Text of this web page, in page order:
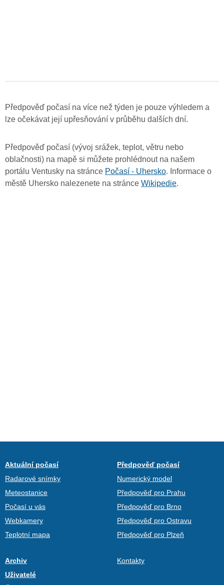
Předpověď počasí na více než týden je pouze výhledem a
lze očekávat její upřesňování v průběhu dalších dní.
Předpověď počasí (vývoj srážek, teplot, větru nebo
oblačnosti) na mapě si můžete prohlédnout na našem
portálu Ventusky na stránce Počasí - Uhersko. Informace o
městě Uhersko nalezenete na stránce Wikipedie.
Aktuální počasí
Radarové snímky
Meteostanice
Počasí u vás
Webkamery
Teplotní mapa
Předpověď počasí
Numerický model
Předpověď pro Prahu
Předpověď pro Brno
Předpověď pro Ostravu
Předpověď pro Plzeň
Archiv
Uživatelé
Kontakty